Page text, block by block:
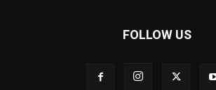
FOLLOW US